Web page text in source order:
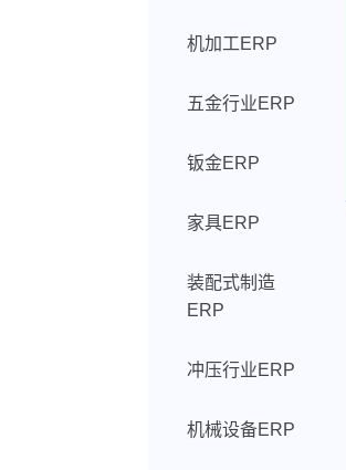
机加工ERP
五金行业ERP
钣金ERP
家具ERP
装配式制造
ERP
冲压行业ERP
机械设备ERP